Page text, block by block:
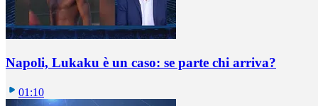
Napoli, Lukaku è un caso: se parte chi arriva?
01:10